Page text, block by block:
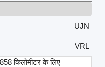
UJN
VRL
किलोमीटर के लिए